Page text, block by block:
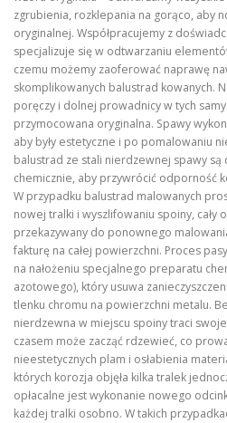
zgrubienia, rozklepania na gorąco, aby
oryginalnej. Współpracujemy z
specjalizuje się w odtwarzaniu
czemu możemy zaoferować naprawę
skomplikowanych balustrad kowanych.
poręczy i dolnej prowadnicy w tych
przymocowana oryginalna. Spawy
aby były estetyczne i po pomalowaniu
balustrad ze stali nierdzewnej spawy
chemicznie, aby przywrócić odporność
W przypadku balustrad malowanych
nowej tralki i wyszlifowaniu spoiny, cały
przekazywany do ponownego
fakturę na całej powierzchni. Proces
na nałożeniu specjalnego preparatu
azotowego), który usuwa
tlenku chromu na powierzchni metalu.
nierdzewna w miejscu spoiny traci
czasem może zacząć rdzewieć, co
nieestetycznych plam i osłabienia
których korozja objęła kilka tralek
opłacalne jest wykonanie nowego
każdej tralki osobno. W takich